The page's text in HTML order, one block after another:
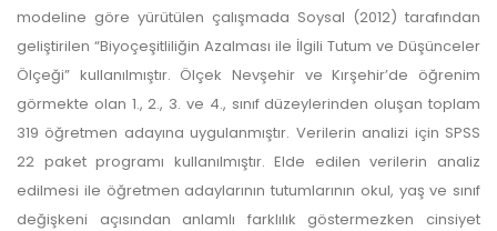
modeline göre yürütülen çalışmada Soysal (2012) tarafından
geliştirilen “Biyoçeşitliliğin Azalması ile İlgili Tutum ve Düşünceler
Ölçeği” kullanılmıştır. Ölçek Nevşehir ve Kırşehir’de öğrenim
görmekte olan 1., 2., 3. ve 4., sınıf düzeylerinden oluşan toplam
319 öğretmen adayına uygulanmıştır. Verilerin analizi için SPSS
22 paket programı kullanılmıştır. Elde edilen verilerin analiz
edilmesi ile öğretmen adaylarının tutumlarının okul, yaş ve sınıf
değişkeni açısından anlamlı farklılık göstermezken cinsiyet